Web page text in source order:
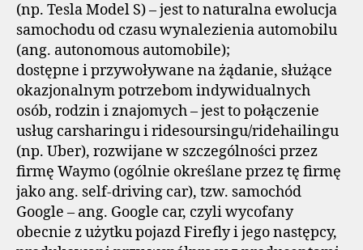
(np. Tesla Model S) – jest to naturalna ewolucja
samochodu od czasu wynalezienia automobilu
(ang. autonomous automobile);
dostępne i przywoływane na żądanie, służące
okazjonalnym potrzebom indywidualnych
osób, rodzin i znajomych – jest to połączenie
usług carsharingu i ridesoursingu/ridehailingu
(np. Uber), rozwijane w szczególności przez
firmę Waymo (ogólnie określane przez tę firmę
jako ang. self-driving car), tzw. samochód
Google – ang. Google car, czyli wycofany
obecnie z użytku pojazd Firefly i jego następcy,